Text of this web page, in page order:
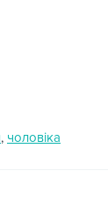
, чоловіка